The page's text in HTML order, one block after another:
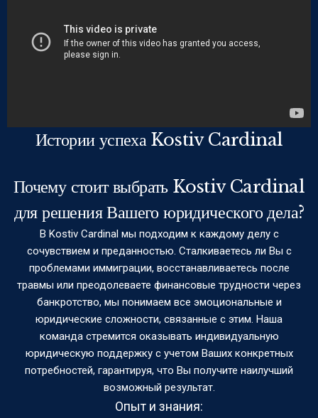
Истории успеха Kostiv Cardinal
Почему стоит выбрать Kostiv Cardinal
для решения Вашего юридического дела?
В Kostiv Cardinal мы подходим к каждому делу с
сочувствием и преданностью. Сталкиваетесь ли Вы с
проблемами иммиграции, восстанавливаетесь после
травмы или преодолеваете финансовые трудности через
банкротство, мы понимаем все эмоциональные и
юридические сложности, связанные с этим. Наша
команда стремится оказывать индивидуальную
юридическую поддержку с учетом Ваших конкретных
потребностей, гарантируя, что Вы получите наилучший
возможный результат.
Опыт и знания: